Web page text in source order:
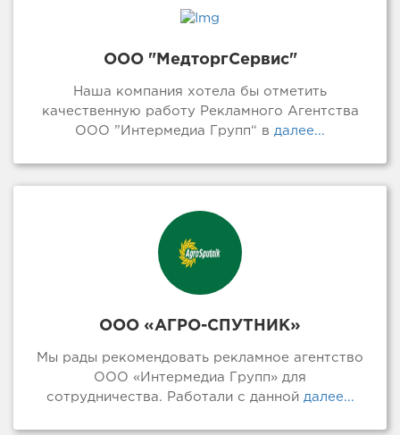
ООО "МедторгСервис"
Наша компания хотела бы отметить
качественную работу Рекламного Агентства
ООО ”Интермедиа Групп“ в далее...
ООО «АГРО-СПУТНИК»
Мы рады рекомендовать рекламное агентство
ООО «Интермедиа Групп» для
сотрудничества. Работали с даннойдалее...